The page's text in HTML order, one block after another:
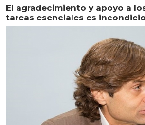
El agradecimiento y apoyo a
tareas esenciales es